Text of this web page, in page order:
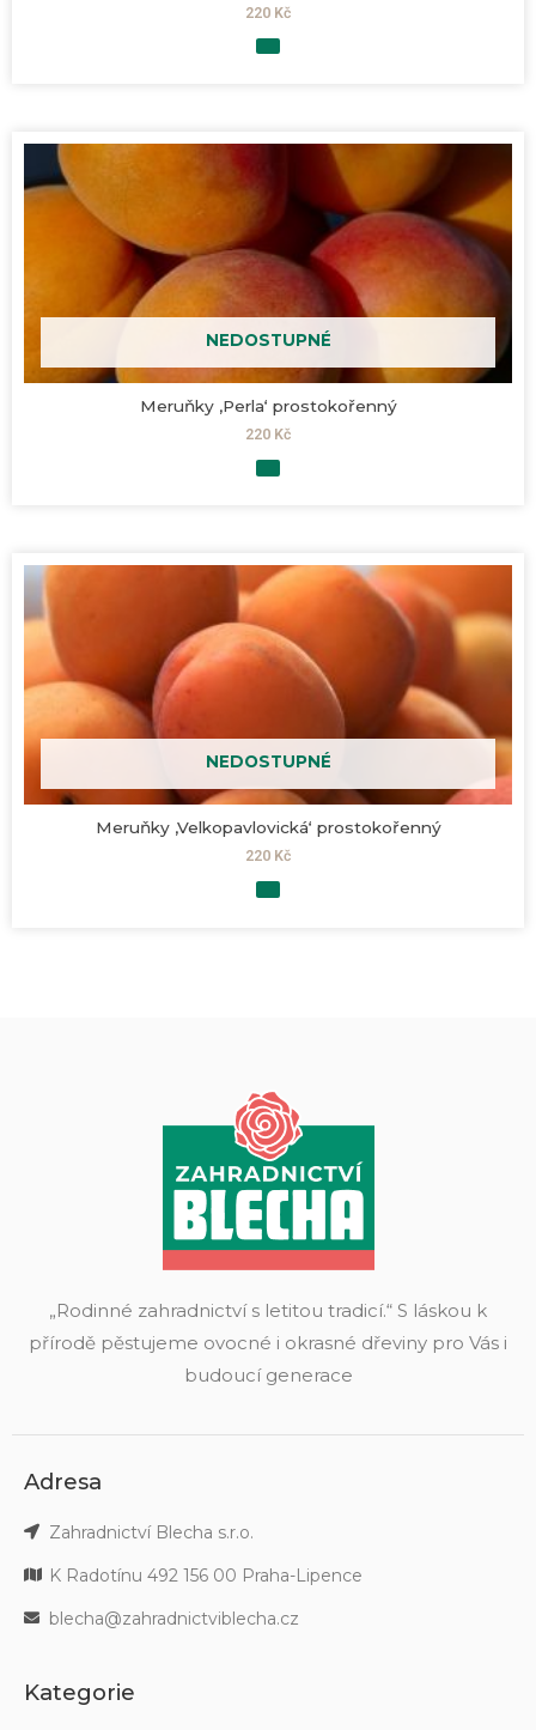
220 Kč
NEDOSTUPNÉ
Meruňky ‚Perla‘ prostokořenný
220 Kč
NEDOSTUPNÉ
Meruňky ‚Velkopavlovická‘ prostokořenný
220 Kč
„Rodinné zahradnictví s letitou tradicí.“ S láskou k
přírodě pěstujeme ovocné i okrasné dřeviny pro Vás i
budoucí generace
Adresa
Zahradnictví Blecha s.r.o.
K Radotínu 492 156 00 Praha-Lipence
blecha@zahradnictviblecha.cz
Kategorie